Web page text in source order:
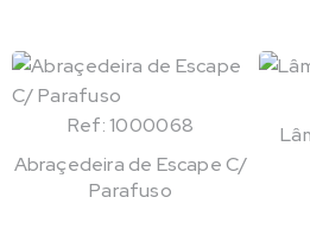
Ref: 1000068
Abraçedeira de Escape C/
Parafuso